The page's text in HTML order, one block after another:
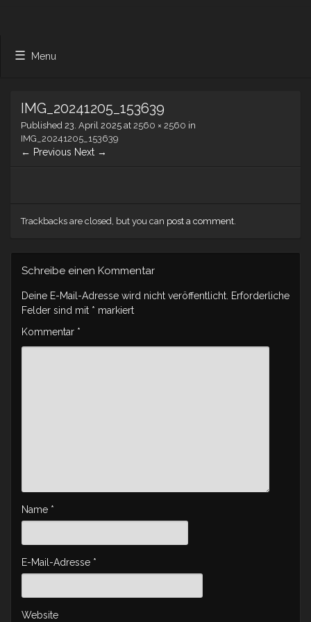
Menu
IMG_20241205_153639
Published 23. April 2025 at 2560 × 2560 in
IMG_20241205_153639
← Previous Next →
Trackbacks are closed, but you can post a comment.
Schreibe einen Kommentar
Deine E-Mail-Adresse wird nicht veröffentlicht. Erforderliche
Felder sind mit * markiert
Kommentar *
Name *
E-Mail-Adresse *
Website